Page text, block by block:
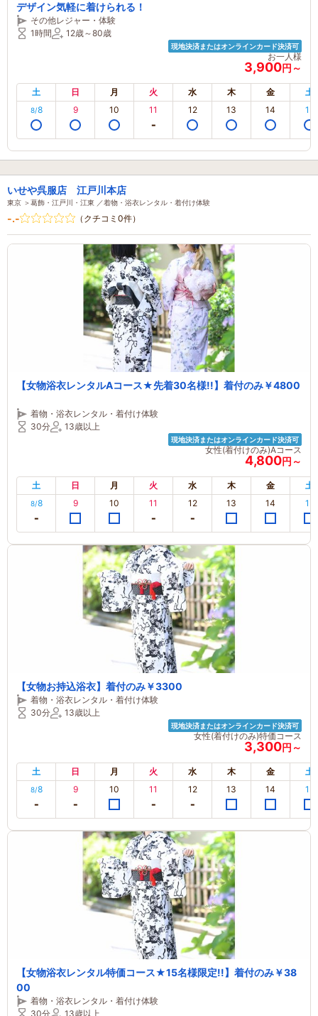
デザイン気軽に着けられる！
その他レジャー・体験
1時間
12歳～80歳
現地決済またはオンラインカード決済可
お一人様
3,900円～
土 日 月 火 水 木 金 土
8/8 9 10 11 12 13 14 15
いせや呉服店 江戸川本店
東京 ＞葛飾・江戸川・江東 ／着物・浴衣レンタル・着付け体験
-.- （クチコミ0件）
【女物浴衣レンタルAコース★先着30名様!!】着付のみ￥4800
着物・浴衣レンタル・着付け体験
30分
13歳以上
現地決済またはオンラインカード決済可
女性(着付けのみ)Aコース
4,800円～
土 日 月 火 水 木 金 土
8/8 9 10 11 12 13 14 15
【女物お持込浴衣】着付のみ￥3300
着物・浴衣レンタル・着付け体験
30分
13歳以上
現地決済またはオンラインカード決済可
女性(着付けのみ)特価コース
3,300円～
土 日 月 火 水 木 金 土
8/8 9 10 11 12 13 14 15
【女物浴衣レンタル特価コース★15名様限定!!】着付のみ￥38
00
着物・浴衣レンタル・着付け体験
30分
13歳以上